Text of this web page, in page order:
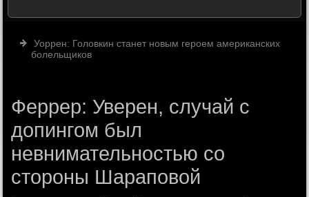
Уоррен: Головкин станет новым героем американских
болельщиков
Феррер: Уверен, случай с
допингом был
невнимательностью со
стороны Шараповой